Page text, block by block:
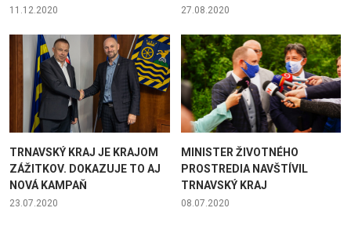
11.12.2020 27.08.2020
TRNAVSKÝ KRAJ JE KRAJOM
ZÁŽITKOV. DOKAZUJE TO AJ
NOVÁ KAMPAŇ
23.07.2020
MINISTER ŽIVOTNÉHO
PROSTREDIA NAVŠTÍVIL
TRNAVSKÝ KRAJ
08.07.2020